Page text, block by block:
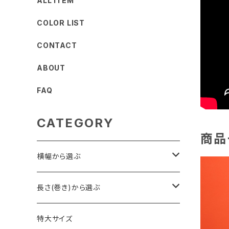
COLOR LIST
CONTACT
ABOUT
FAQ
CATEGORY
横幅から選ぶ
2.7m幅
1.75m幅・1.8m幅
長さ(巻き)から選ぶ
23m巻き
特大サイズ